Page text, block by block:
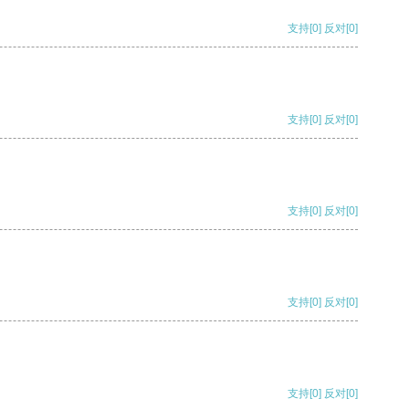
支持[0] 反对[0]
支持[0] 反对[0]
支持[0] 反对[0]
支持[0] 反对[0]
支持[0] 反对[0]